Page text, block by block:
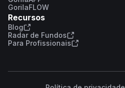
GorilaFLOW
Recursos
Blog
Radar de Fundos
Para Profissionais